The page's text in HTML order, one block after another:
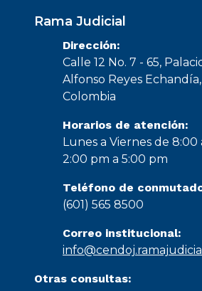
Rama Judicial
Dirección:
Calle 12 No. 7 - 65,
Alfonso Reyes
Colombia
Horarios de atención:
Lunes a Viernes de 8:00
2:00 pm a 5:00 pm
Teléfono de
(601) 565 8500
Correo institucional:
Otras consultas: